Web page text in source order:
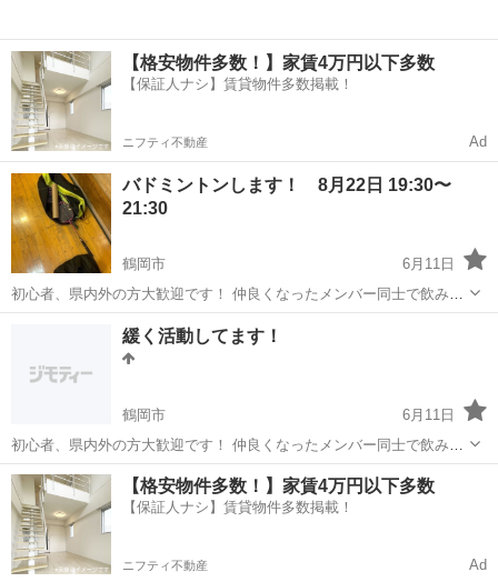
【格安物件多数！】家賃4万円以下多数
【保証人ナシ】賃貸物件多数掲載！
ニフティ不動産 Ad
バドミントンします！ 8月22日 19:30〜
21:30
鶴岡市
6月11日
初心者、県内外の方大歓迎です！ 仲良くなったメンバー同士で飲み会
もやったりしますので是非是非ご応募ください^_^ 初心者の方は無料
の道具の貸出しありますので、怪我をしないようシューズのご用意だ
けお願いいたします🤲 ...
バドミントン
緩く活動してます！
鶴岡市
6月11日
初心者、県内外の方大歓迎です！ 仲良くなったメンバー同士で飲み会
もやったりしますので是非是非ご応募ください^_^ 初心者の方は無料
の道具の貸出しありますので、怪我をしないようシューズのご用意だ
けお願いいたします🤲 ...
山形 鶴岡市 バドミントン 社会人
【格安物件多数！】家賃4万円以下多数
【保証人ナシ】賃貸物件多数掲載！
ニフティ不動産 Ad